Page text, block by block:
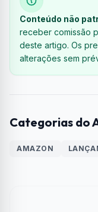
Conteúdo não
receber comissão
deste artigo. Os
alterações sem
Categorias do
AMAZON